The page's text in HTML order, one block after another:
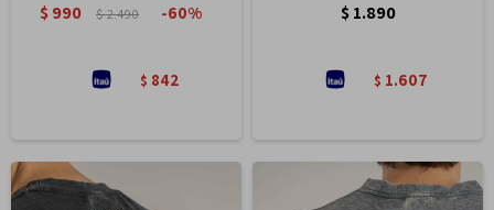
$990 $2.490 60
$ 842
$ 1.890
$ 1.607